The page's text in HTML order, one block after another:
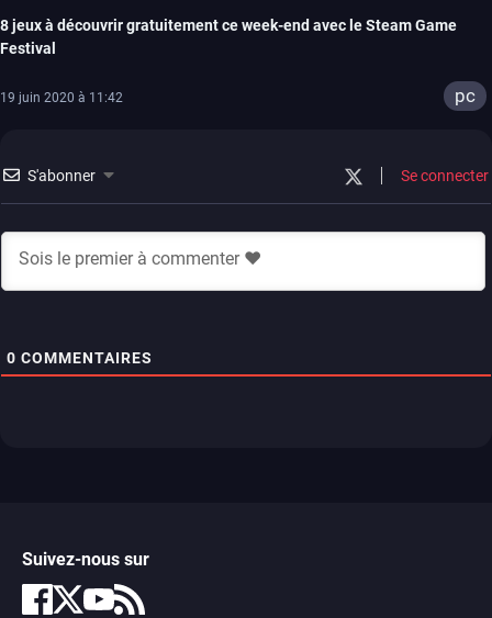
8 jeux à découvrir gratuitement ce week-end avec le Steam Game
Festival
19 juin 2020 à 11:42 pc
S'abonner Se connecter
0 COMMENTAIRES
Suivez-nous sur